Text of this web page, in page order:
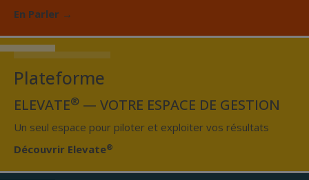
En Parler →
Plateforme
ELEVATE® — VOTRE ESPACE DE GESTION
Un seul espace pour piloter et exploiter vos résultats
Découvrir Elevate®